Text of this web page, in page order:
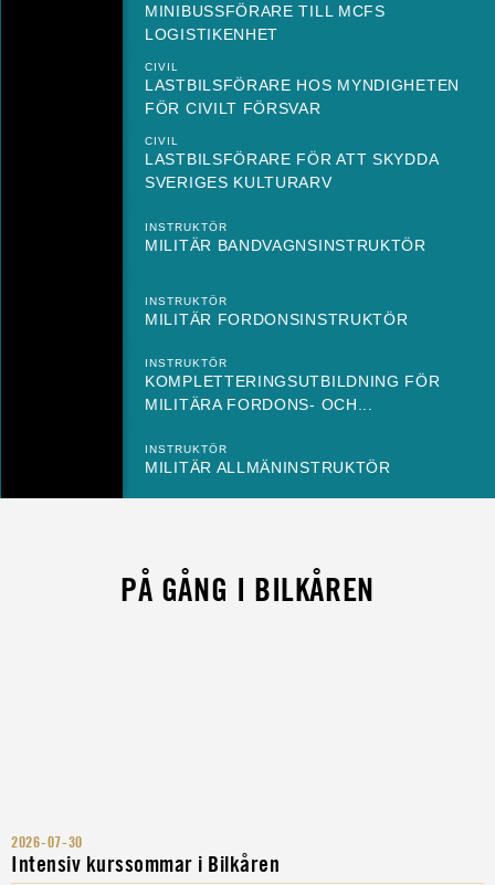
MINIBUSSFÖRARE TILL MCFS
LOGISTIKENHET
CIVIL
LASTBILSFÖRARE HOS MYNDIGHETEN
FÖR CIVILT FÖRSVAR
CIVIL
LASTBILSFÖRARE FÖR ATT SKYDDA
SVERIGES KULTURARV
INSTRUKTÖR
MILITÄR BANDVAGNSINSTRUKTÖR
INSTRUKTÖR
MILITÄR FORDONSINSTRUKTÖR
INSTRUKTÖR
KOMPLETTERINGSUTBILDNING FÖR
MILITÄRA FORDONS- OCH...
INSTRUKTÖR
MILITÄR ALLMÄNINSTRUKTÖR
PÅ GÅNG I BILKÅREN
2026-07-30
Intensiv kurssommar i Bilkåren